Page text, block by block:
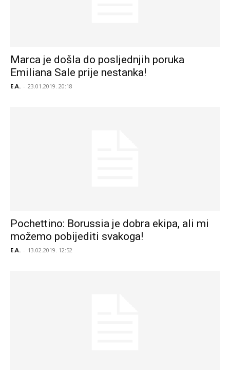
Marca je došla do posljednjih poruka
Emiliana Sale prije nestanka!
E.A. - 23.01.2019. 20:18
Pochettino: Borussia je dobra ekipa, ali mi
možemo pobijediti svakoga!
E.A. - 13.02.2019. 12:52